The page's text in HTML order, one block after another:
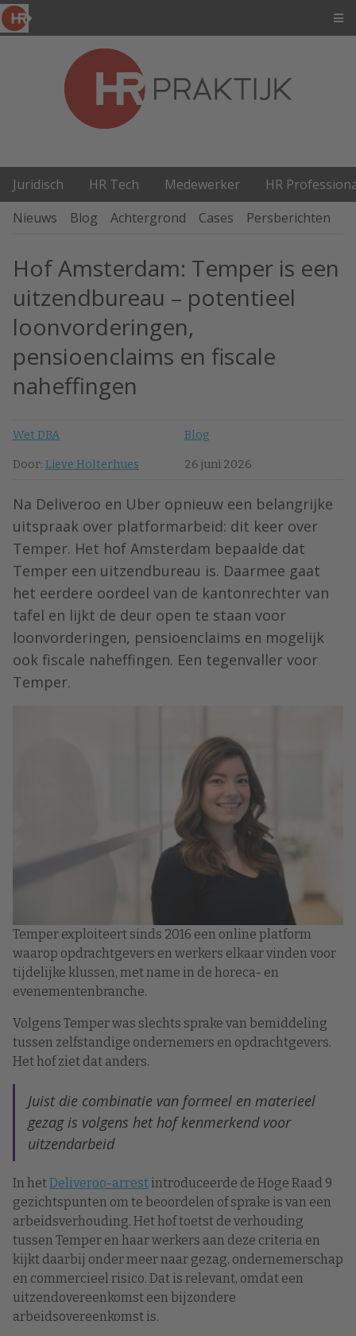
Juridisch HR Tech Medewerker
HR
Nieuws
Blog Achtergrond Cases Persberichten
Hof Amsterdam: Temper is een
uitzendbureau – potentieel
loonvorderingen,
pensioenclaims en fiscale
naheffingen
Wet DBA Blog
Door: Lieve Holterhues 26 juni 2026
Na Deliveroo en Uber opnieuw een belangrijke
uitspraak over platformarbeid: dit keer over
Temper. Het hof Amsterdam bepaalde dat
Temper een uitzendbureau is. Daarmee gaat
het eerdere oordeel van de kantonrechter van
tafel en lijkt de deur open te staan voor
loonvorderingen, pensioenclaims en mogelijk
ook fiscale naheffingen. Een tegenvaller voor
Temper.
Temper exploiteert sinds 2016 een online platform
waarop opdrachtgevers en werkers elkaar vinden voor
tijdelijke klussen, met name in de horeca- en
evenementenbranche.
Volgens Temper was slechts sprake van bemiddeling
tussen zelfstandige ondernemers en opdrachtgevers.
Het hof ziet dat anders.
Juist die combinatie van formeel en materieel
gezag is volgens het hof kenmerkend voor
uitzendarbeid
In hetDeliveroo-arrest introduceerde de Hoge Raad 9
gezichtspunten om te beoordelen of sprake is van een
arbeidsverhouding. Het hof toetst de verhouding
tussen Temper en haar werkers aan deze criteria en
kijkt daarbij onder meer naar gezag, ondernemerschap
en commercieel risico. Dat is relevant, omdat een
uitzendovereenkomst een bijzondere
arbeidsovereenkomst is.